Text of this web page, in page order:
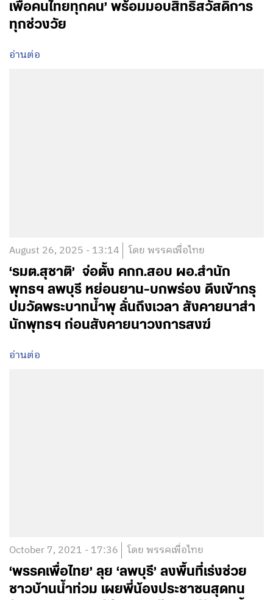
เพื่อคนไทยทุกคน’ พร้อมมอบสิทธิสวัสดิการ
ทุกช่วงวัย
อ่านต่อ
August 26, 2025 - 13:14 โดย พรรคเพื่อไทย
‘รมต.สุชาติ’ จ่อตั้ง คกก.สอบ ผอ.สำนัก
พุทธฯ ลพบุรี หย่อนยาน-บกพร่อง ดึงเข้ากรุ
ปมวัดพระบาทน้ำพุ ลั่นถึงเวลา สังคายนาสำ
นักพุทธฯ ก่อนสังคายนาวงการสงฆ์
อ่านต่อ
October 7, 2021 - 17:36 โดย พรรคเพื่อไทย
‘พรรคเพื่อไทย’ ลุย ‘ลพบุรี’ ลงพื้นที่เร่งช่วย
ชาวบ้านน้ำท่วม เผยพี่น้องประชาชนสุดทน